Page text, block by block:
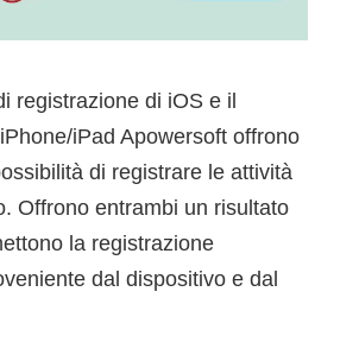
registrazione di iOS e il
iPad Apowersoft offrono
di registrare le attività
Offrono entrambi un risultato
la registrazione
dal dispositivo e dal